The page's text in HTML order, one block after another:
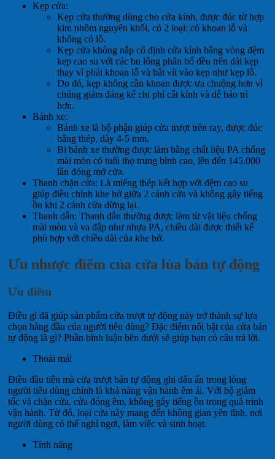
Kẹp cửa:
Kẹp cửa thường dùng cho cửa kính, được đúc từ hợp
kim nhôm nguyên khối, có 2 loại: có khoan lỗ và
không có lỗ.
Kẹp cửa không nắp cố định cửa kính bằng vòng đệm
kẹp cao su với các bu lông phân bố đều trên dải kẹp
thay vì phải khoan lỗ và bắt vít vào kẹp như kẹp lỗ.
Do đó, kẹp không cần khoan được ưa chuộng hơn vì
chúng giảm đáng kể chi phí cắt kính và dễ bảo trì
hơn.
Bánh xe:
Bánh xe là bộ phận giúp cửa trượt trên ray, được đúc
bằng thép, dày 4-5 mm.
Bi bánh xe thường được làm bằng chất liệu PA chống
mài mòn có tuổi thọ trung bình cao, lên đến 145.000
lần đóng mở cửa.
Thanh chặn cửa: Là miếng thép kết hợp với đệm cao su
giúp điều chỉnh khe hở giữa 2 cánh cửa và không gây tiếng
ồn khi 2 cánh cửa dừng lại.
Thanh dẫn: Thanh dẫn thường được làm từ vật liệu chống
mài mòn và va đập như nhựa PA, chiều dài được thiết kế
phù hợp với chiều dài của khe hở.
Ưu nhược điểm của cửa lùa bán tự động
Ưu điểm
Điều gì đã giúp sản phẩm cửa trượt tự động này trở thành sự lựa
chọn hàng đầu của người tiêu dùng? Đặc điểm nổi bật của cửa bán
tự động là gì? Phần bình luận bên dưới sẽ giúp bạn có câu trả lời.
Thoải mái
Điều đầu tiên mà cửa trượt bán tự động ghi dấu ấn trong lòng
người tiêu dùng chính là khả năng vận hành êm ái. Với bộ giảm
tốc và chặn cửa, cửa đóng êm, không gây tiếng ồn trong quá trình
vận hành. Từ đó, loại cửa này mang đến không gian yên tĩnh, nơi
người dùng có thể nghỉ ngơi, làm việc và sinh hoạt.
Tính năng